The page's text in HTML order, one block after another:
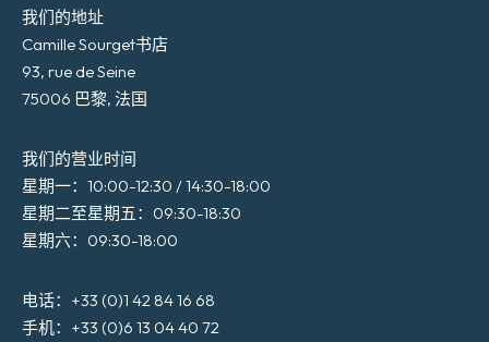
我们的地址
Camille Sourget书店
93, rue de Seine
75006 巴黎, 法国
我们的营业时间
星期一：10:00-12:30 / 14:30-18:00
星期二至星期五：09:30-18:30
星期六：09:30-18:00
电话：+33 (0)1 42 84 16 68
手机：+33 (0)6 13 04 40 72